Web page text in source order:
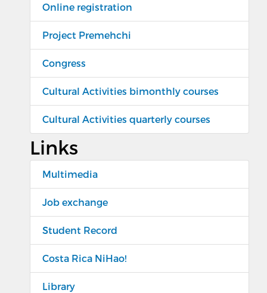
Online registration
Project Premehchi
Congress
Cultural Activities bimonthly courses
Cultural Activities quarterly courses
Links
Multimedia
Job exchange
Student Record
Costa Rica NiHao!
Library